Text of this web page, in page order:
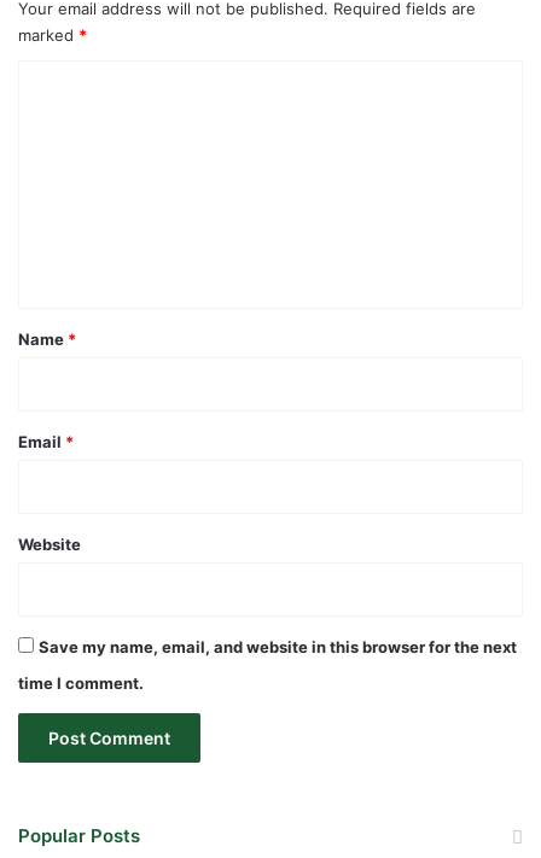
Your email address will not be published. Required fields are
marked *
*
Name *
Email *
Website
Save my name, email, and website in this browser for the next
time I comment.
Popular Posts